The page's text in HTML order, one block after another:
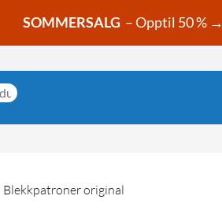
SOMMERSALG – Opptil 50 % →
Blekkpatroner original